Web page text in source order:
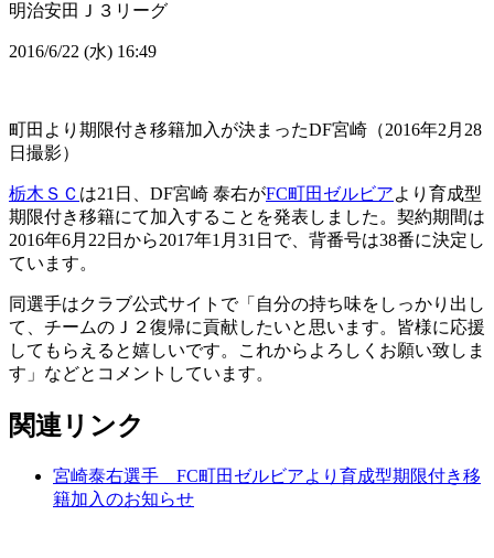
明治安田Ｊ３リーグ
2016/6/22 (水) 16:49
町田より期限付き移籍加入が決まったDF宮崎（2016年2月28
日撮影）
栃木ＳＣ は21日、DF宮崎 泰右がFC町田ゼルビアより育成型
期限付き移籍にて加入することを発表しました。契約期間は
2016年6月22日から2017年1月31日で、背番号は38番に決定し
ています。
同選手はクラブ公式サイトで「自分の持ち味をしっかり出し
て、チームのＪ２復帰に貢献したいと思います。皆様に応援
してもらえると嬉しいです。これからよろしくお願い致しま
す」などとコメントしています。
関連リンク
宮崎泰右選手 FC町田ゼルビアより育成型期限付き移
籍加入のお知らせ